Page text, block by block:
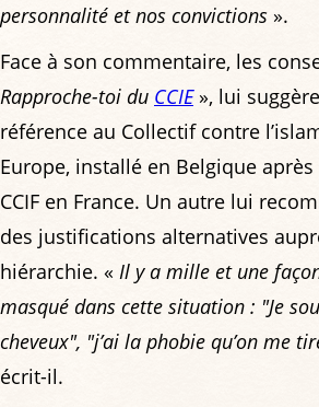
personnalité et nos convictions ».
Face à son commentaire, les
Rapproche-toi du CCIE», lui
référence au Collectif contre
Europe, installé en Belgique
CCIF en France. Un autre lui
des justifications alternatives
hiérarchie. « Il y a mille et une
masqué dans cette situation : "Je
cheveux", "j’ai la phobie qu’on me
écrit-il.